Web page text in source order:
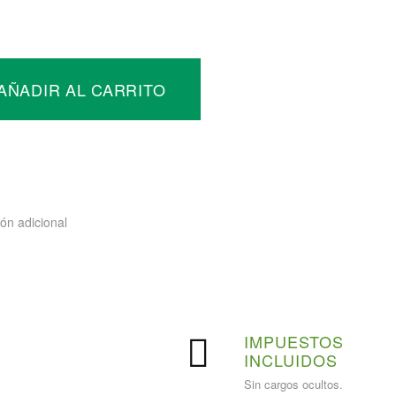
AL CARRITO
adicional
IMPUESTOS
INCLUIDOS
Sin cargos ocultos.